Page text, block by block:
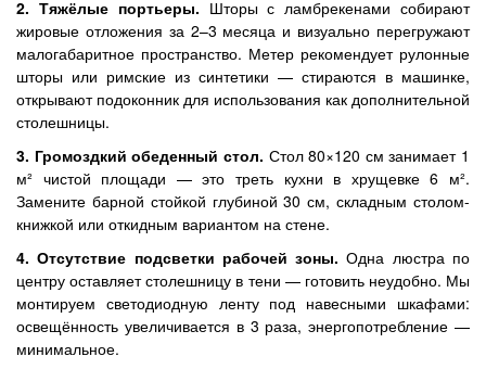
2. Тяжёлые портьеры. Шторы с ламбрекенами собирают
жировые отложения за 2–3 месяца и визуально перегружают
малогабаритное пространство. Метер рекомендует рулонные
шторы или римские из синтетики — стираются в машинке,
открывают подоконник для использования как дополнительной
столешницы.
3. Громоздкий обеденный стол. Стол 80×120 см занимает 1
м² чистой площади — это треть кухни в хрущевке 6 м².
Замените барной стойкой глубиной 30 см, складным столом-
книжкой или откидным вариантом на стене.
4. Отсутствие подсветки рабочей зоны. Одна люстра по
центру оставляет столешницу в тени — готовить неудобно. Мы
монтируем светодиодную ленту под навесными шкафами:
освещённость увеличивается в 3 раза, энергопотребление —
минимальное.